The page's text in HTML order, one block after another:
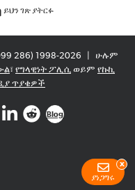
ይህን ገጽ ያትርፉ
286) 1998-2026
ሁሉም
፣ የግላዊነት ፖሊሲ ወይም የኩኪ
ጥያቄዎች
Blog
ያነጋግሩ
x